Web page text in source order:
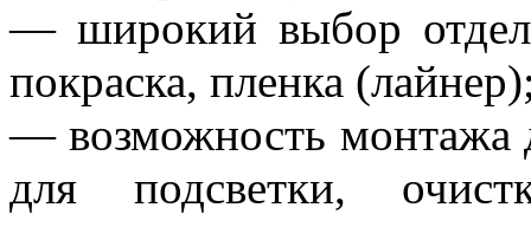
— широкий выбор
покраска, пленка
— возможность монтажа
для подсветки,